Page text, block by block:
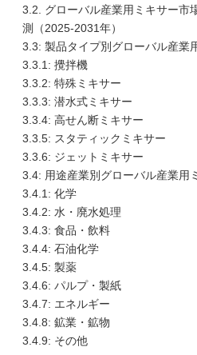
3.2. グローバル産業用ミキサー市
測（2025-2031年）
3.3: 製品タイプ別グローバル産業
3.3.1: 攪拌機
3.3.2: 特殊ミキサー
3.3.3: 潜水式ミキサー
3.3.4: 高せん断ミキサー
3.3.5: スタティックミキサー
3.3.6: ジェットミキサー
3.4: 用途産業別グローバル産業用
3.4.1: 化学
3.4.2: 水・廃水処理
3.4.3: 食品・飲料
3.4.4: 石油化学
3.4.5: 製薬
3.4.6: パルプ・製紙
3.4.7: エネルギー
3.4.8: 鉱業・鉱物
3.4.9: その他